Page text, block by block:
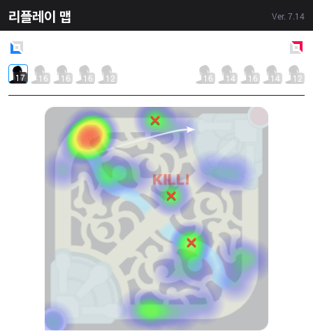
리플레이 맵 Ver. 7.14
17 16 16 16 12 16 14 16 14 12